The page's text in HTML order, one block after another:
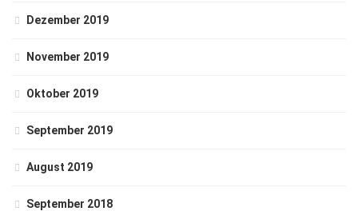
Dezember 2019
November 2019
Oktober 2019
September 2019
August 2019
September 2018